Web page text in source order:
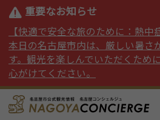
重要なお知らせ
【快適で安全な旅のために：熱中
本日の名古屋市内は、厳しい暑さ
す。観光を楽しんでいただくため
心がけてください。